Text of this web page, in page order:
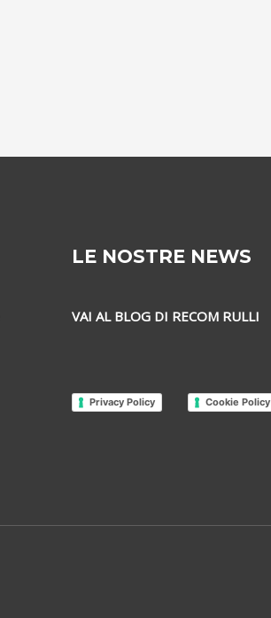
LE NOSTRE NEWS
VAI AL BLOG DI RECOM RULLI
Privacy Policy Cookie Policy